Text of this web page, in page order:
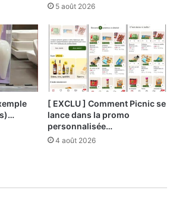
5 août 2026
[ EXCLU ] Comment Picnic se
lance dans la promo
personnalisée…
4 août 2026